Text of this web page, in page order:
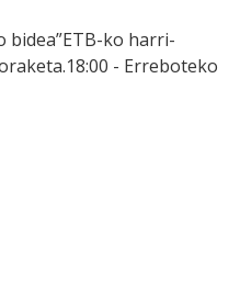
ko harri-
- Erreboteko